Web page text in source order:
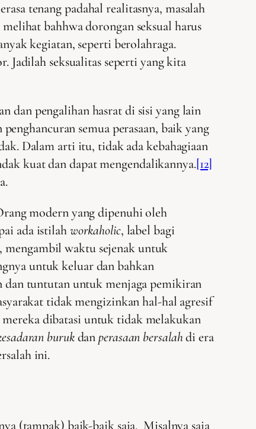
tenang padahal realitasnya, masalah
bahhwa dorongan seksual harus
kegiatan, seperti berolahraga.
Jadilah seksualitas seperti yang kita
dan pengalihan hasrat di sisi yang lain
semua perasaan, baik yang
Dalam arti itu, tidak ada kebahagiaan
kuat dan dapat mengendalikannya.[12]
modern yang dipenuhi oleh
ada istilahworkaholic, label bagi
waktu sejenak untuk
untuk keluar dan bahkan
dan tuntutan untuk menjaga pemikiran
tidak mengizinkan hal-hal agresif
mereka dibatasi untuk tidak melakukan
burukdanperasaan bersalahdi era
ini.
(tampak) baik-baik saja. Misalnya saja